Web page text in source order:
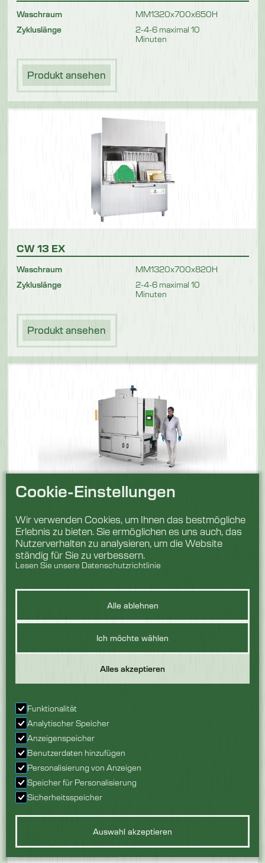
Cookie-Einstellungen
Wir verwenden Cookies, um Ihnen das bestmögliche
Erlebnis zu bieten. Sie ermöglichen es uns auch, das
Nutzerverhalten zu analysieren, um die Website
ständig für Sie zu verbessern.
Lesen Sie unsere Datenschutzrichtlinie
Alle ablehnen
Ich möchte wählen
Alles akzeptieren
Funktionalität
Analytischer Speicher
Anzeigenspeicher
Benutzerdaten hinzufügen
Personalisierung von Anzeigen
Speicher für Personalisierung
Sicherheitsspeicher
Auswahl akzeptieren
Waschraum
MM1320x700x650H
Zykluslänge
2-4-6 maximal 10
Minuten
Produkt ansehen
CW 13 EX
Waschraum
MM1320x700x820H
Zykluslänge
2-4-6 maximal 10
Minuten
Produkt ansehen
Waschraum
MM1320x700x820H
Zykluslänge
2-4-6 maximal 10
Minuten
DOLAV FALTPALETTENBOXEN
Geeignet für tiefes
Waschen
Ja
Zusammenklappbar